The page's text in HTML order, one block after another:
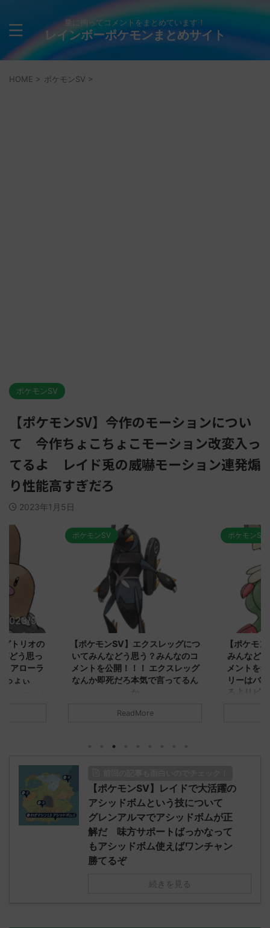
量に拘ってコメントをまとめています！
レインボーポケモンまとめサイト
HOME > ポケモンSV >
ポケモンSV
【ポケモンSV】今作のモーションについ
て 今作ちょこちょこモーション改変入っ
てるよ レイド兎の威嚇モーション連発煽
り性能高すぎだろ
2023年1月5日
2023/9/8
トリオの
どう思っ
アローラ
っょぃ
リージョ
ただダグト
れたウミト
0702
めた！ (ﾜｯﾁ
ポケモンSV
【ポケモンSV】エクスレッグにつ
いてみんなどう思う？みんなのコ
メントを公開！！！ エクスレッグ
なんか即死だろ本気で言ってるん
か
う思ってる？ 初めの記事 元のス
た！ (ﾜｯﾁｮｲW d56d-NwUu)
2023/06/28(水)
01:07:00.69ID:oUI00NrJ0 エクスレ
ッグヘルムかっこいいから助かる 名
無しさん0971 0971 名無しさん、君に
決めた！ (ﾜｯﾁｮｲW b524-NwUu)
2023/06/28(水 ...
ReadMore
ポケモンSV
【ポケモ
みんなど
メントを
リーはバ
るよりビ
2023/06/
たラウドボ
しさん0624
決めた！ (ﾜ
【ポケモンSV】レイドで大活躍の
アシッドボムという技について
グレンアルマでアシッドボムが正
解だ 味方サポートばっかなって
もアシッドボム使えばワンチャン
勝てるぞ
続きを見る